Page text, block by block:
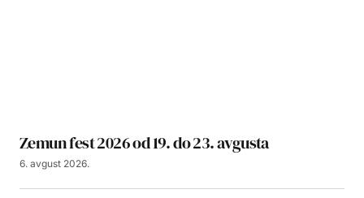
Zemun fest 2026 od 19. do 23. avgusta
6. avgust 2026.